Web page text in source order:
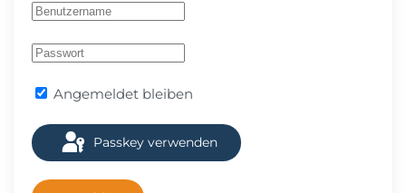
Angemeldet bleiben
Passkey verwenden